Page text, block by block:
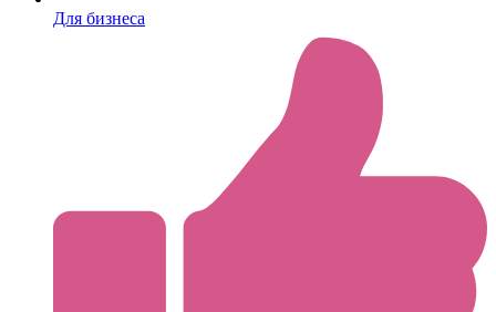
Для бизнеса